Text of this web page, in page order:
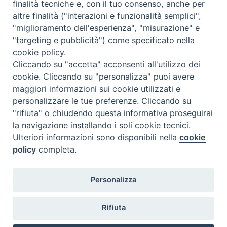
Come abbonarsi
Contatti
finalità tecniche e, con il tuo consenso, anche per
altre finalità ("interazioni e funzionalità semplici",
"miglioramento dell'esperienza", "misurazione" e
"targeting e pubblicità") come specificato nella
cookie policy.
Cliccando su "accetta" acconsenti all'utilizzo dei
cookie. Cliccando su "personalizza" puoi avere
maggiori informazioni sui cookie utilizzati e
personalizzare le tue preferenze. Cliccando su
"rifiuta" o chiudendo questa informativa proseguirai
la navigazione installando i soli cookie tecnici.
Ulteriori informazioni sono disponibili nellacookie
policy completa.
Personalizza
Rifiuta